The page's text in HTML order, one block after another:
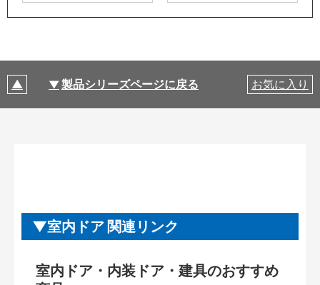
製品シリーズページに戻る お気に入り
室内ドア 関連リンク
室内ドア・内装ドア・建具のおすすめ